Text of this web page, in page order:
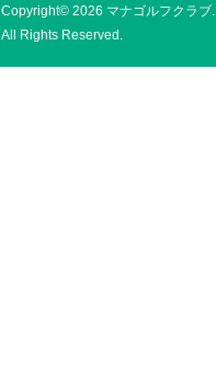
Copyright© 2026 マナゴルフクラブ.
All Rights Reserved.